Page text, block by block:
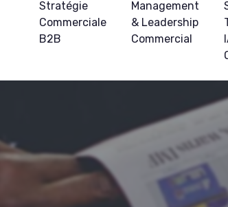
Stratégie
Commerciale
B2B
Management
& Leadership
Commercial